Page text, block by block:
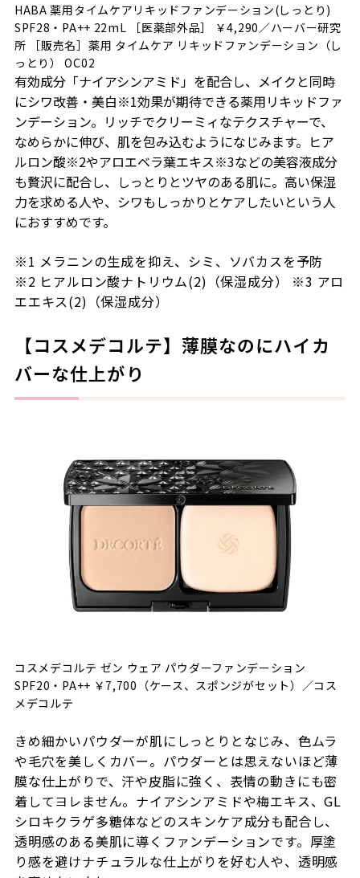
HABA 薬用タイムケアリキッドファンデーション(しっとり)
SPF28・PA++ 22mL ［医薬部外品］ ￥4,290／ハーバー研究
所 ［販売名］薬用 タイムケア リキッドファンデーション（し
っとり） OC02
有効成分「ナイアシンアミド」を配合し、メイクと同時
にシワ改善・美白※1効果が期待できる薬用リキッドファ
ンデーション。リッチでクリーミィなテクスチャーで、
なめらかに伸び、肌を包み込むようになじみます。ヒア
ルロン酸※2やアロエベラ葉エキス※3などの美容液成分
も贅沢に配合し、しっとりとツヤのある肌に。高い保湿
力を求める人や、シワもしっかりとケアしたいという人
におすすめです。
※1 メラニンの生成を抑え、シミ、ソバカスを予防
※2 ヒアルロン酸ナトリウム(2)（保湿成分） ※3 アロ
エエキス(2)（保湿成分）
【コスメデコルテ】薄膜なのにハイカ
バーな仕上がり
コスメデコルテ ゼン ウェア パウダーファンデーション
SPF20・PA++ ￥7,700（ケース、スポンジがセット）／コス
メデコルテ
きめ細かいパウダーが肌にしっとりとなじみ、色ムラ
や毛穴を美しくカバー。パウダーとは思えないほど薄
膜な仕上がりで、汗や皮脂に強く、表情の動きにも密
着してヨレません。ナイアシンアミドや梅エキス、GL
シロキクラゲ多糖体などのスキンケア成分も配合し、
透明感のある美肌に導くファンデーションです。厚塗
り感を避けナチュラルな仕上がりを好む人や、透明感